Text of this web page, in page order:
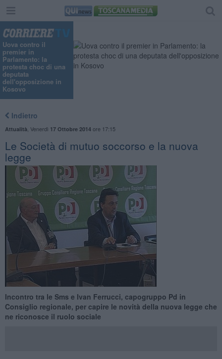
Uova contro il
premier in
Parlamento: la
protesta choc di una
deputata
dell'opposizione in
Kosovo
Indietro
Attualità Venerdì 17 Ottobre 2014ore 17:15
Le Società di mutuo soccorso e la nuova
legge
Incontro tra le Sms e Ivan Ferrucci, capogruppo Pd in
Consiglio regionale, per capire le novità della nuova legge che
ne riconosce il ruolo sociale